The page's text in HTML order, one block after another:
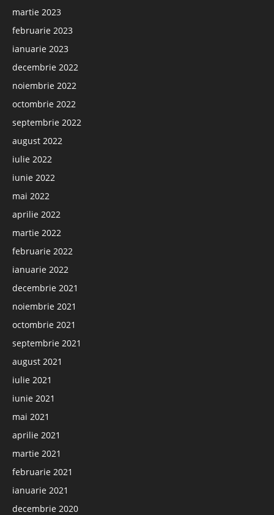
martie 2023
februarie 2023
ianuarie 2023
decembrie 2022
noiembrie 2022
octombrie 2022
septembrie 2022
august 2022
iulie 2022
iunie 2022
mai 2022
aprilie 2022
martie 2022
februarie 2022
ianuarie 2022
decembrie 2021
noiembrie 2021
octombrie 2021
septembrie 2021
august 2021
iulie 2021
iunie 2021
mai 2021
aprilie 2021
martie 2021
februarie 2021
ianuarie 2021
decembrie 2020